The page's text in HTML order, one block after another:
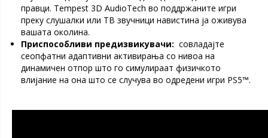
правци. Tempest 3D AudioTech во поддржаните игри
преку слушалки или ТВ звучници навистина ја оживува
вашата околина.
Приспособливи предизвикувачи: совладајте
сеопфатни адаптивни активирања со нивоа на
динамичен отпор што го симулираат физичкото
влијание на она што се случува во одредени игри PS5™.